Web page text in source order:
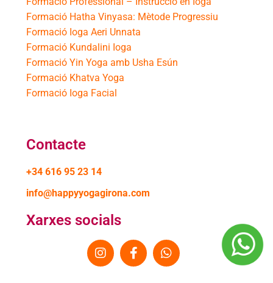
Formació Hatha Vinyasa: Mètode Progressiu
Formació Ioga Aeri Unnata
Formació Kundalini Ioga
Formació Yin Yoga amb Usha Esún
Formació Khatva Yoga
Formació Ioga Facial
Contacte
+34 616 95 23 14
info@happyyogagirona.com
Xarxes socials